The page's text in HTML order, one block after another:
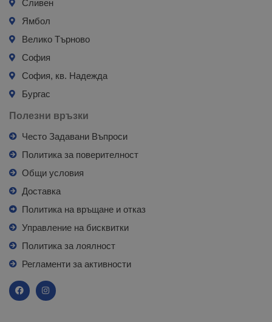
Сливен
Ямбол
Велико Търново
София
София, кв. Надежда
Бургас
Полезни връзки
Често Задавани Въпроси
Политика за поверителност
Общи условия
Доставка
Политика на връщане и отказ
Управление на бисквитки
Политика за лоялност
Регламенти за активности